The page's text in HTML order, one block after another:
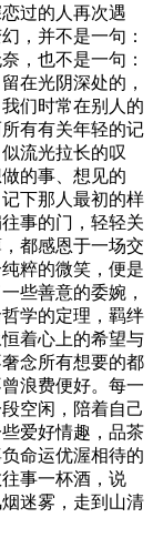
过的人再次遇
，并不是一句：
，也不是一句：
在光阴深处的，
们时常在别人的
有有关年轻的记
流光拉长的叹
的事、想见的
下那人最初的样
事的门，轻轻关
都感恩于一场交
粹的微笑，便是
些善意的委婉，
学的定理，羁绊
着心上的希望与
念所有想要的都
浪费便好。每一
空闲，陪着自己
爱好情趣，品茶
命运优渥相待的
事一杯酒，说
迷雾，走到山清